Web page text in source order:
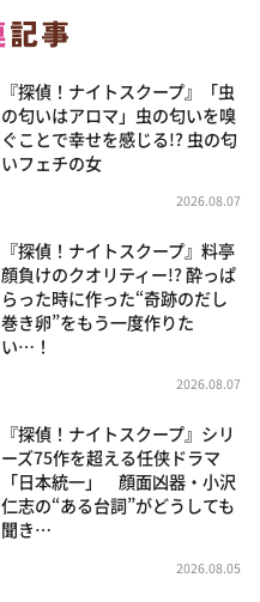
『探偵！ナイトスクープ』「虫
の匂いはアロマ」虫の匂いを嗅
ぐことで幸せを感じる!? 虫の匂
いフェチの女
2026.08.07
『探偵！ナイトスクープ』料亭
顔負けのクオリティー!? 酔っぱ
らった時に作った“奇跡のだし
巻き卵”をもう一度作りた
い…！
2026.08.07
『探偵！ナイトスクープ』シリ
ーズ75作を超える任侠ドラマ
「日本統一」 顔面凶器・小沢
仁志の“ある台詞”がどうしても
聞き…
2026.08.05